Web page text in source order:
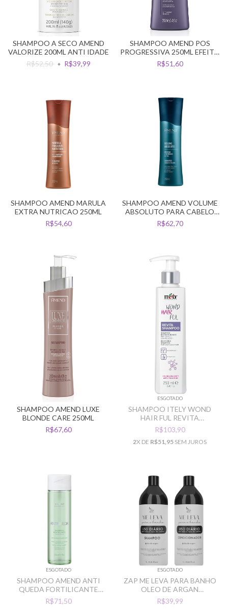
SHAMPOO A SECO AMEND
VALORIZE 200ML ANTI IDADE
R$52,50
R$39,99
SHAMPOO AMEND POS
PROGRESSIVA 250ML EFEITO
LISO PROLONGADO
R$51,60
SHAMPOO AMEND MARULA
EXTRA NUTRICAO 250ML
R$54,60
SHAMPOO AMEND VOLUME
ABSOLUTO PARA CABELO
FINOS E FRACOS 250ML
R$62,70
SHAMPOO AMEND LUXE
BLONDE CARE 250ML
R$67,60
ESGOTADO
SHAMPOO ITELY WOND
HAIR FUL REVITA
REESTRUTURANTE 250ML
R$103,90
2X DE R$51,95 SEM JUROS
ESGOTADO
SHAMPOO AMEND ANTI
QUEDA FORTILICANTE
250ML
R$71,50
ESGOTADO
ZAP ME LEVA PARA BANHO
OLEO DE ARGAN
SHAMPOO+CONDICIONADO
R
R$39,99